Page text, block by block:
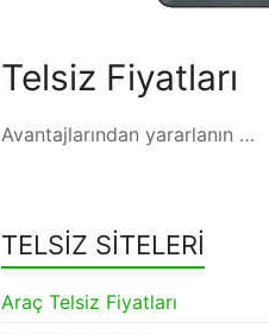
Telsiz Fiyatları
Avantajlarından yararlanın …
TELSİZ SİTELERİ
Araç Telsiz Fiyatları